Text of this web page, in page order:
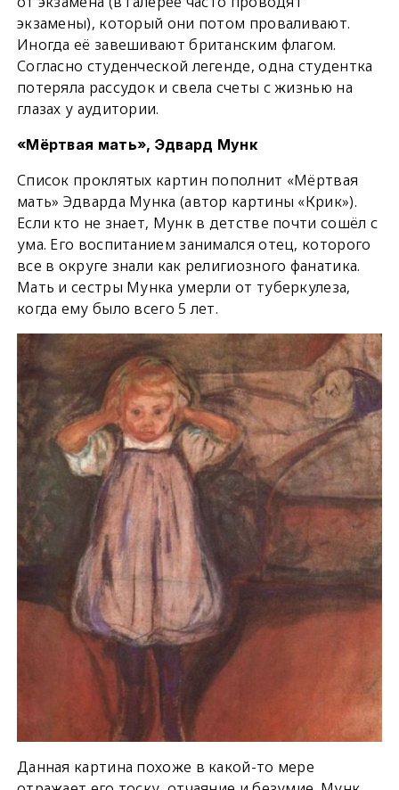
экзамены), который они потом проваливают.
Иногда её завешивают британским флагом.
Согласно студенческой легенде, одна студентка
потеряла рассудок и свела счеты с жизнью на
глазах у аудитории.
«Мёртвая мать», Эдвард Мунк
Список проклятых картин пополнит «Мёртвая
мать» Эдварда Мунка (автор картины «Крик»).
Если кто не знает, Мунк в детстве почти сошёл с
ума. Его воспитанием занимался отец, которого
все в округе знали как религиозного фанатика.
Мать и сестры Мунка умерли от туберкулеза,
когда ему было всего 5 лет.
Данная картина похоже в какой-то мере